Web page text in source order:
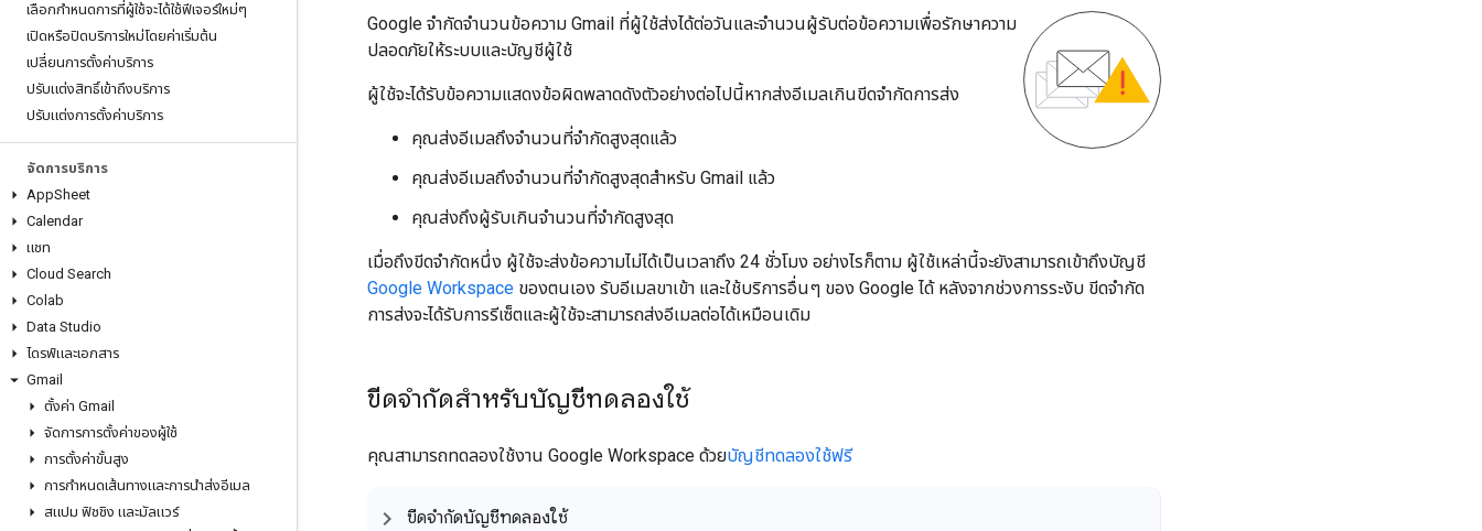
เลือกกำหนดการที่ผู้ใช้จะได้ใช้ฟีเจอร์ใหม่ๆ
เปิดหรือปิดบริการใหม่โดยค่าเริ่มต้น
เปลี่ยนการตั้งค่าบริการ
ปรับแต่งสิทธิ์เข้าถึงบริการ
ปรับแต่งการตั้งค่าบริการ
จัดการบริการ
AppSheet
Calendar
แชท
Cloud Search
Colab
Data Studio
ไดรฟ์และเอกสาร
Gmail
ตั้งค่า Gmail
จัดการการตั้งค่าของผู้ใช้
การตั้งค่าขั้นสูง
การกำหนดเส้นทางและการนำส่งอีเมล
สแปม ฟิชชิง และมัลแวร์
Google จำกัดจำนวนข้อความ Gmail ที่ผู้ใช้ส่งได้ต่อวันและจำนวนผู้รับต่อข้อความเพื่อรักษาความ
ปลอดภัยให้ระบบและบัญชีผู้ใช้
ผู้ใช้จะได้รับข้อความแสดงข้อผิดพลาดดังตัวอย่างต่อไปนี้หากส่งอีเมลเกินขีดจำกัดการส่ง
คุณส่งอีเมลถึงจำนวนที่จำกัดสูงสุดแล้ว
คุณส่งอีเมลถึงจำนวนที่จำกัดสูงสุดสำหรับ Gmail แล้ว
คุณส่งถึงผู้รับเกินจำนวนที่จำกัดสูงสุด
เมื่อถึงขีดจำกัดหนึ่ง ผู้ใช้จะส่งข้อความไม่ได้เป็นเวลาถึง 24 ชั่วโมง อย่างไรก็ตาม ผู้ใช้เหล่านี้จะยังสามารถเข้าถึงบัญชี
Google Workspace ของตนเอง รับอีเมลขาเข้า และใช้บริการอื่นๆ ของ Google ได้ หลังจากช่วงการระงับ ขีดจำกัด
การส่งจะได้รับการรีเซ็ตและผู้ใช้จะสามารถส่งอีเมลต่อได้เหมือนเดิม
ขีดจำกัดสำหรับบัญชีทดลองใช้
คุณสามารถทดลองใช้งาน Google Workspace ด้วยบัญชีทดลองใช้ฟรี
ขีดจำกัดบัญชีทดลองใช้